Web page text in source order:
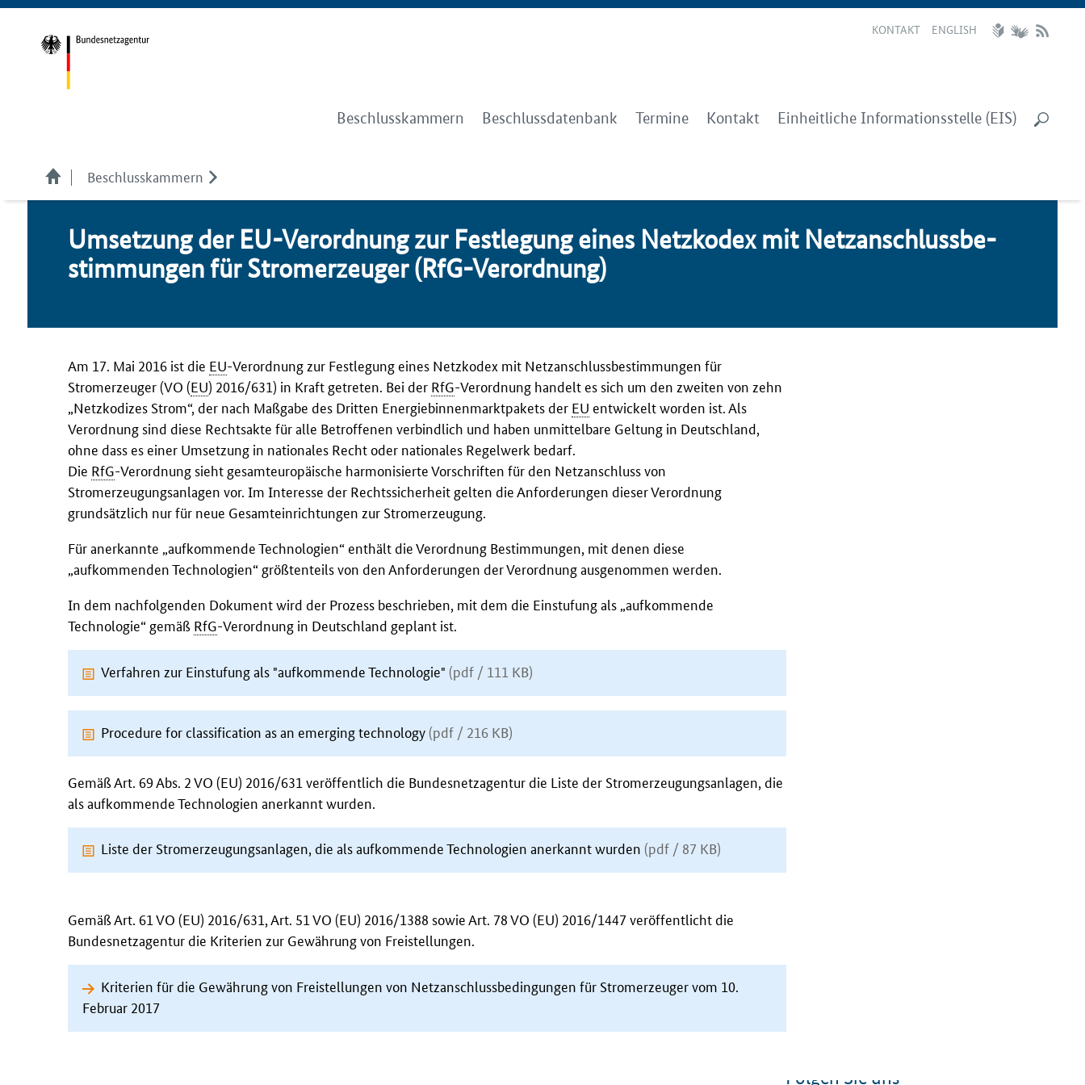
KONTAKT ENGLISH
Beschlusskammern Beschlussdatenbank Termine Kontakt Einheitliche Informationsstelle (EIS)
Beschlusskammern
Um­set­zung der EU-Ver­ord­nung zur Fest­le­gung ei­nes Netz­ko­dex mit Netz­an­schluss­be­
stim­mun­gen für Stromer­zeu­ger (RfG-Ver­ord­nung)
Am 17. Mai 2016 ist die EU-Verordnung zur Festlegung eines Netzkodex mit Netzanschlussbestimmungen für
Stromerzeuger (VO (EU) 2016/631) in Kraft getreten. Bei der RfG-Verordnung handelt es sich um den zweiten von zehn
„Netzkodizes Strom“, der nach Maßgabe des Dritten Energiebinnenmarktpakets der EU entwickelt worden ist. Als
Verordnung sind diese Rechtsakte für alle Betroffenen verbindlich und haben unmittelbare Geltung in Deutschland,
ohne dass es einer Umsetzung in nationales Recht oder nationales Regelwerk bedarf.
Die RfG-Verordnung sieht gesamteuropäische harmonisierte Vorschriften für den Netzanschluss von
Stromerzeugungsanlagen vor. Im Interesse der Rechtssicherheit gelten die Anforderungen dieser Verordnung
grundsätzlich nur für neue Gesamteinrichtungen zur Stromerzeugung.
Für anerkannte „aufkommende Technologien“ enthält die Verordnung Bestimmungen, mit denen diese
„aufkommenden Technologien“ größtenteils von den Anforderungen der Verordnung ausgenommen werden.
In dem nachfolgenden Dokument wird der Prozess beschrieben, mit dem die Einstufung als „aufkommende
Technologie“ gemäß RfG-Verordnung in Deutschland geplant ist.
Verfahren zur Einstufung als "aufkommende Technologie" (pdf / 111 KB)
Procedure for classification as an emerging technology (pdf / 216 KB)
Gemäß Art. 69 Abs. 2 VO (EU) 2016/631 veröffentlich die Bundesnetzagentur die Liste der Stromerzeugungsanlagen, die
als aufkommende Technologien anerkannt wurden.
Liste der Stromerzeugungsanlagen, die als aufkommende Technologien anerkannt wurden (pdf / 87 KB)
Gemäß Art. 61 VO (EU) 2016/631, Art. 51 VO (EU) 2016/1388 sowie Art. 78 VO (EU) 2016/1447 veröffentlicht die
Bundesnetzagentur die Kriterien zur Gewährung von Freistellungen.
Kriterien für die Gewährung von Freistellungen von Netzanschlussbedingungen für Stromerzeuger vom 10.
Februar 2017
Folgen Sie uns